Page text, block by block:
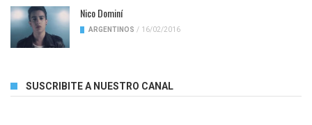
Nico Dominí
ARGENTINOS / 16/02/2016
SUSCRIBITE A NUESTRO CANAL